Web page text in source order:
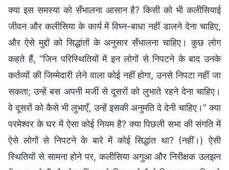
क्या इस समस्या को सँभालना आसान है? किसी को भी कलीसियाई
जीवन और कलीसिया के कार्य में विघ्न-बाधा नहीं डालने देना चाहिए,
और ऐसे मुद्दों को सिद्धांतों के अनुसार सँभालना चाहिए। कुछ लोग
कहते हैं, “जिन परिस्थितियों में इन लोगों से निपटने के बाद उनके
कर्तव्यों की जिम्मेदारी लेने वाला कोई नहीं होगा, उनसे निपटा नहीं जा
सकता; उन्हें बस अपनी मर्जी से दूसरों को लुभाते रहने देना चाहिए।
वे दूसरों को कैसे भी लुभाएँ, उन्हें इसकी अनुमति दे देनी चाहिए।” क्या
परमेश्वर के घर में ऐसा कोई नियम है? क्या पिछली सभा की संगति में
ऐसे लोगों से निपटने के बारे में कोई सिद्धांत था? (नहीं।) ऐसी
स्थितियों से सामना होने पर, कलीसिया अगुआ और निरीक्षक उलझन